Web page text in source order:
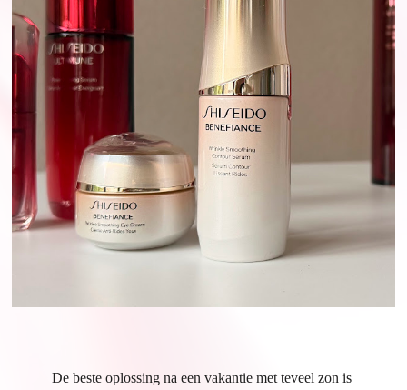
De beste oplossing na een vakantie met teveel zon is